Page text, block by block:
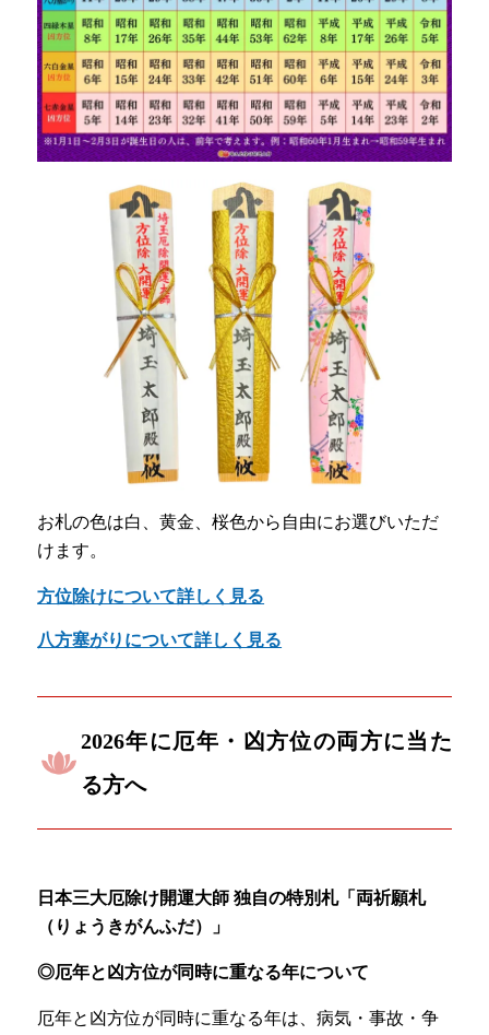
お札の色は白、黄金、桜色から自由にお選びいただ
けます。
方位除けについて詳しく見る
八方塞がりについて詳しく見る
2026年に厄年・凶方位の両方に当た
る方へ
日本三大厄除け開運大師 独自の特別札「両祈願札
（りょうきがんふだ）」
◎厄年と凶方位が同時に重なる年について
厄年と凶方位が同時に重なる年は、病気・事故・争